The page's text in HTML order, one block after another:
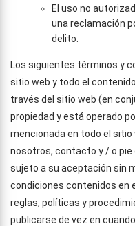
El uso no
una reclamación
delito.
Los siguientes términos y
sitio web y todo el
través del sitio web (en
propiedad y está operado
mencionada en todo el
nosotros, contacto y / o pie
sujeto a su aceptación sin
condiciones contenidos en
reglas, políticas y
publicarse de vez en